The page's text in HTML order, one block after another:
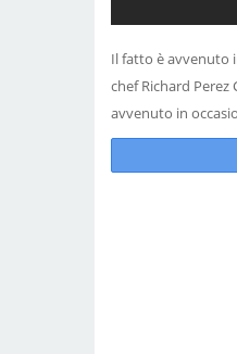
Il fatto è avvenuto
chef Richard
avvenuto in